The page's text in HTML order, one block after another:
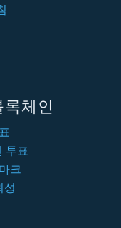
체인
투표
크
성